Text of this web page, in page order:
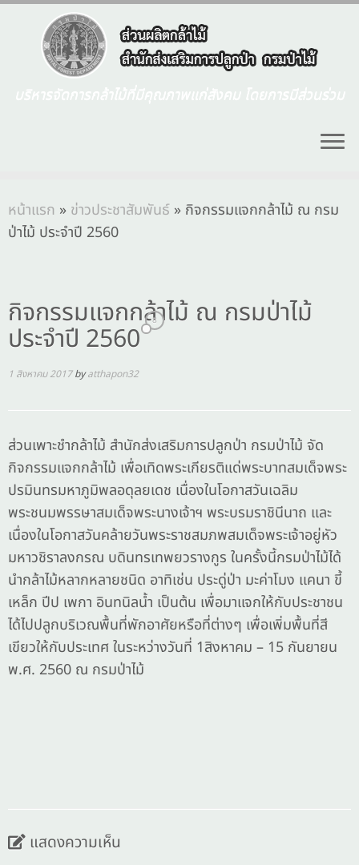
หน้าแรก » ข่าวประชาสัมพันธ์ » กิจกรรมแจกกล้าไม้ ณ กรม
ป่าไม้ ประจำปี 2560
กิจกรรมแจกกล้าไม้ ณ กรมป่าไม้
ประจำปี 2560
8
1 สิงหาคม 2017 byatthapon32
ส่วนเพาะชำกล้าไม้ สำนักส่งเสริมการปลูกป่า กรมป่าไม้ จัด
กิจกรรมแจกกล้าไม้ เพื่อเทิดพระเกียรติแด่พระบาทสมเด็จพระ
ปรมินทรมหาภูมิพลอดุลยเดช เนื่องในโอกาสวันเฉลิม
พระชนมพรรษาสมเด็จพระนางเจ้าฯ พระบรมราชินีนาถ และ
เนื่องในโอกาสวันคล้ายวันพระราชสมภพสมเด็จพระเจ้าอยู่หัว
มหาวชิราลงกรณ บดินทรเทพยวรางกูร ในครั้งนี้กรมป่าไม้ได้
นำกล้าไม้หลากหลายชนิด อาทิเช่น ประดู่ป่า มะค่าโมง แคนา ขี้
เหล็ก ปีป เพกา อินทนิลน้ำ เป็นต้น เพื่อมาแจกให้กับประชาชน
ได้ไปปลูกบริเวณพื้นที่พักอาศัยหรือที่ต่างๆ เพื่อเพิ่มพื้นที่สี
เขียวให้กับประเทศ ในระหว่างวันที่ 1สิงหาคม – 15 กันยายน
พ.ศ. 2560 ณ กรมป่าไม้
แสดงความเห็น